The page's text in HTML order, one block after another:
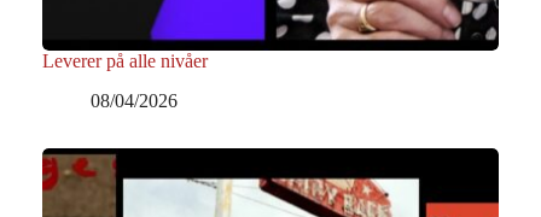
Leverer på alle nivåer
08/04/2026